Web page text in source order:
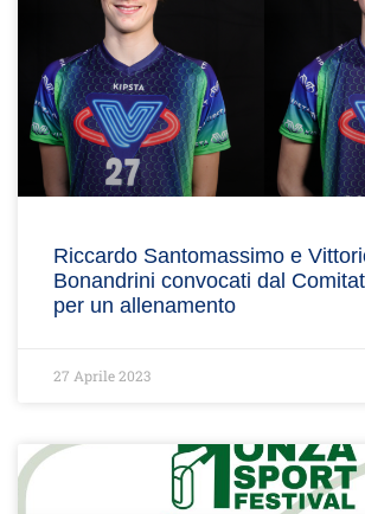
Riccardo Santomassimo e
Bonandrini convocati dal
per un allenamento
27 Aprile 2023